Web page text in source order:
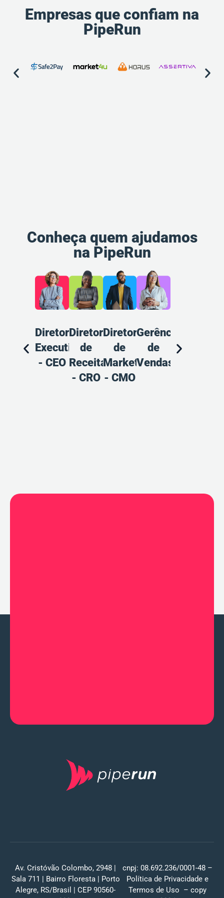
Empresas que confiam na
PipeRun
Conheça quem ajudamos
na PipeRun
Diretoria
Executiva
- CEO
Diretoria
de
Receitas
- CRO
Diretoria
de
Marketing
- CMO
Gerência
de
Vendas
de
Av. Cristóvão Colombo, 2948 |
Sala 711 | Bairro Floresta | Porto
Alegre, RS/Brasil | CEP 90560-
cnpj: 08.692.236/0001-48 –
Política de Privacidade e
Termos de Uso – copy